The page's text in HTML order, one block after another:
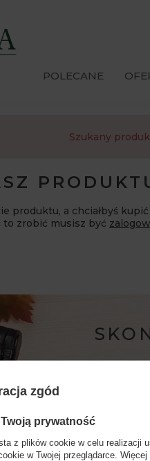
POLECANE
Szukany
produktu, a chciałbyś
zrobić musisz być
zgód
prywatność
z plików cookie w celu realizacji
w Twojej przeglądarce.